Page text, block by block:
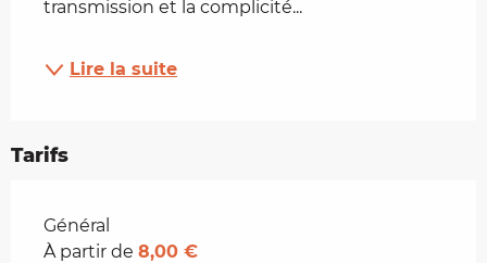
transmission et la complicité...
Lire la suite
Tarifs
Tarifs 2026
Général
À partir de 8,00 €